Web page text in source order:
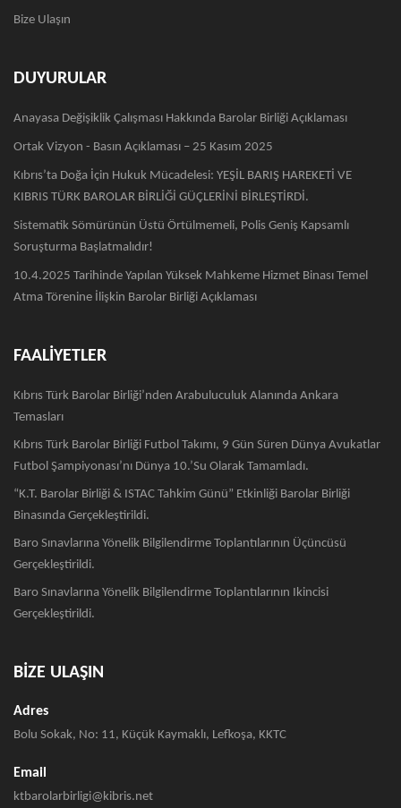
Bize Ulaşın
DUYURULAR
Anayasa Değişiklik Çalışması Hakkında Barolar Birliği Açıklaması
Ortak Vizyon - Basın Açıklaması – 25 Kasım 2025
Kıbrıs’ta Doğa İçin Hukuk Mücadelesi: YEŞİL BARIŞ HAREKETİ VE
KIBRIS TÜRK BAROLAR BİRLİĞİ GÜÇLERİNİ BİRLEŞTİRDİ.
Sistematik Sömürünün Üstü Örtülmemeli, Polis Geniş Kapsamlı
Soruşturma Başlatmalıdır!
10.4.2025 Tarihinde Yapılan Yüksek Mahkeme Hizmet Binası Temel
Atma Törenine İlişkin Barolar Birliği Açıklaması
FAALİYETLER
Kıbrıs Türk Barolar Birliği’nden Arabuluculuk Alanında Ankara
Temasları
Kıbrıs Türk Barolar Birliği Futbol Takımı, 9 Gün Süren Dünya Avukatlar
Futbol Şampiyonası’nı Dünya 10.’su Olarak Tamamladı.
“K.T. Barolar Birliği & ISTAC Tahkim Günü” Etkinliği Barolar Birliği
Binasında Gerçekleştirildi.
Baro Sınavlarına Yönelik Bilgilendirme Toplantılarının Üçüncüsü
Gerçekleştirildi.
Baro Sınavlarına Yönelik Bilgilendirme Toplantılarının Ikincisi
Gerçekleştirildi.
BİZE ULAŞIN
Adres
Bolu Sokak, No: 11, Küçük Kaymaklı, Lefkoşa, KKTC
Email
ktbarolarbirligi@kibris.net